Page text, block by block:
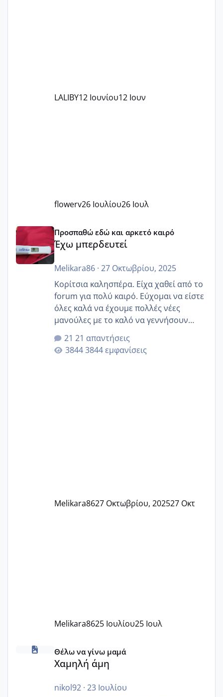
LALIBY12 Ιουνίου12 Ιουν
flowerv26 Ιουλίου26 Ιουλ
Έχω μπερδευτεί
Προσπαθώ εδώ και αρκετό καιρό
Έχω μπερδευτεί
Melikara86· 27 Οκτωβρίου, 2025
Κορίτσια καλησπέρα. Είχα χαθεί από το
forum για πολύ καιρό. Εύχομαι να είστε
όλες καλά να έχουμε πολλές νέες
μανούλες με το καλό να γεννήσουν
αυτές που ήδη περιμένουν. Να πάρουν
γερα μωράκια στην αγκαλίτσα τους
🙏🏼🙏🏼 Ας πάμε λοιπόν στο θέμα μου.
21 απαντήσεις
3844 εμφανίσεις
Melikara8627 Οκτωβρίου, 202527 Οκτ
Melikara8625 Ιουλίου25 Ιουλ
Χαμηλή άμη
Θέλω να γίνω μαμά
Χαμηλή άμη
nikol92· 23 Ιουλίου